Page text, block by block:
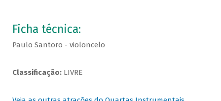
Ficha técnica:
Paulo Santoro - violoncelo
Classificação:LIVRE